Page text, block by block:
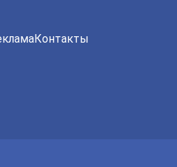
Контакты